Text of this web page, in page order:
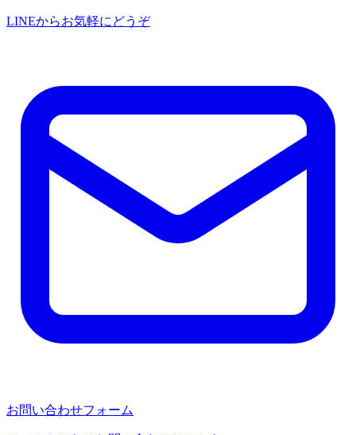
LINEからお気軽にどうぞ
お問い合わせフォーム